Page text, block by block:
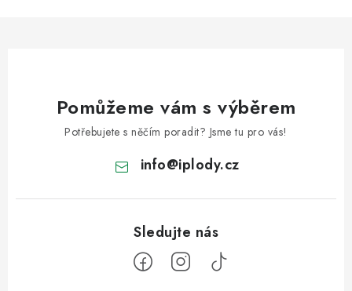
Pomůžeme vám s výběrem
Potřebujete s něčím poradit? Jsme tu pro vás!
info@iplody.cz